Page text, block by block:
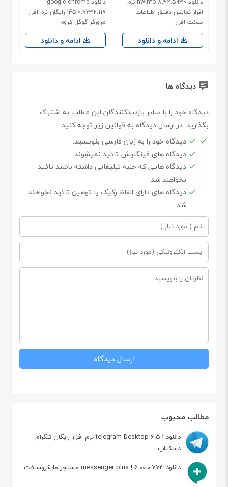
مطالب محبوب
دانلود telegram Desktop 6.5.1 نرم افزار رایگان تلگرام
دسکتاپ
دانلود messenger plus ! 6.00.0.773 مسنجر مایکروسافت
افزار نمایش دقیق اطلاعات
سخت افزار
ادامه و دانلود
145.0.7632.117 رایگان نرم افزار
مرورگر گوگل کروم
ادامه و دانلود
دیدگاه ها
دیدگاه خود را با سایر بازدیدکنندگان این مطلب به اشتراک
بگذارید. در ارسال دیدگاه به قوانین زیر توجه کنید.
دیدگاه خود را به زبان فارسی بنویسید.
دیدگاه های فینگلیش تائید نمیشوند.
دیدگاه هایی که جنبه تبلیغاتی داشته باشند تائید
نخواهند شد.
دیدگاه های دارای الفاظ رکیک یا توهین تائید نخواهند
شد.